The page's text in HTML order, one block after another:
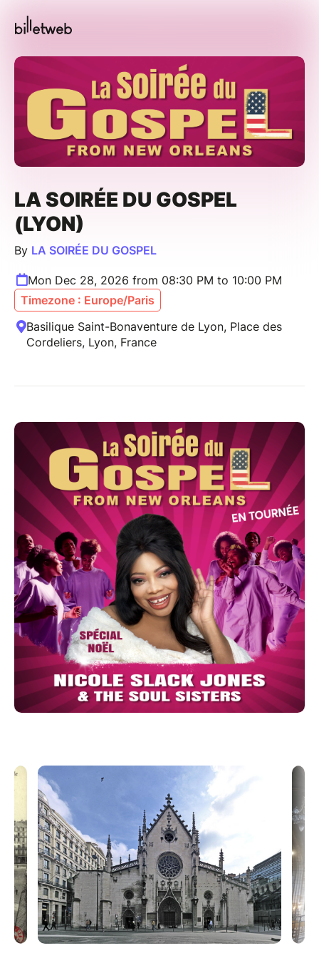
LA SOIRÉE DU GOSPEL
(LYON)
By LA SOIRÉE DU GOSPEL
Mon Dec 28, 2026 from 08:30 PM to 10:00 PM
Timezone : Europe/Paris
Basilique Saint-Bonaventure de Lyon, Place des
Cordeliers, Lyon, France